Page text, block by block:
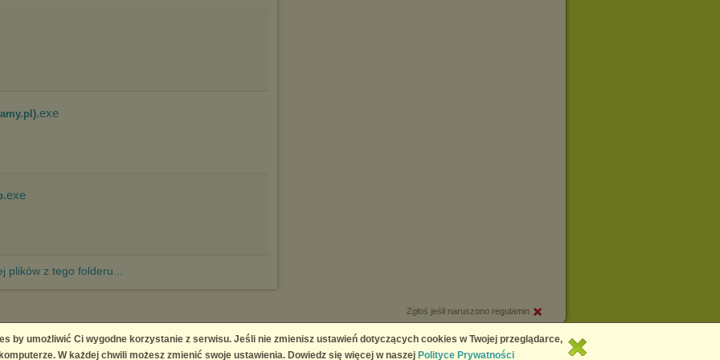
.exe
.exe
plików z tego folderu...
Zgłoś jeśli naruszono regulamin
infringement
Copyright © 2026Chomikuj.pl
by umożliwić Ci wygodne korzystanie z serwisu. Jeśli nie zmienisz ustawień dotyczących cookies w Twojej przeglądarce,
W każdej chwili możesz zmienić swoje ustawienia. Dowiedz się więcej w naszej Polityce Prywatności